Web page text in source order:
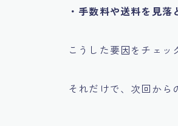
・手数料や送料を見落
こうした要因をチェッ
それだけで、次回から